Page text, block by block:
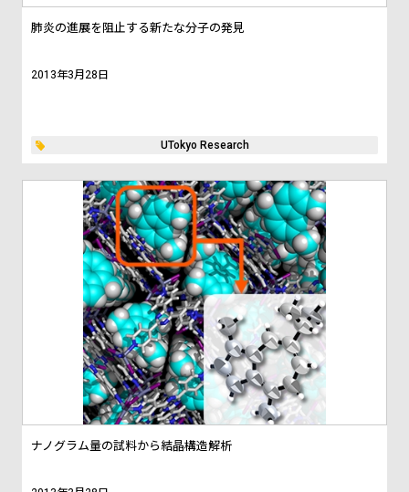
肺炎の進展を阻止する新たな分子の発見
2013年3月28日
UTokyo Research
ナノグラム量の試料から結晶構造解析